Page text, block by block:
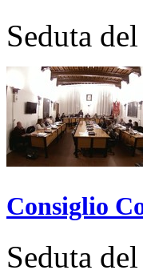
Seduta
Consiglio
Seduta